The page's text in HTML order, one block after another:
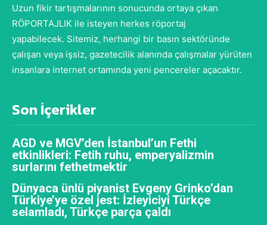
Uzun fikir tartışmalarının sonucunda ortaya çıkan
RÖPORTAJLIK ile isteyen herkes röportaj
yapabilecek. Sitemiz, herhangi bir basın sektöründe
çalışan veya işsiz, gazetecilik alanında çalışmalar yürüten
insanlara internet ortamında yeni pencereler açacaktır.
Son İçerikler
AGD ve MGV’den İstanbul’un Fethi
etkinlikleri: Fetih ruhu, emperyalizmin
surlarını fethetmektir
Dünyaca ünlü piyanist Evgeny Grinko’dan
Türkiye’ye özel jest: İzleyiciyi Türkçe
selamladı, Türkçe parça çaldı